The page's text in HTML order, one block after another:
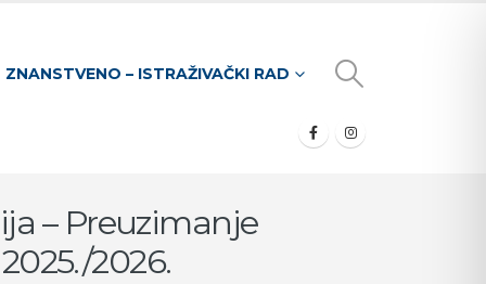
ZNANSTVENO – ISTRAŽIVAČKI RAD
– Preuzimanje
2026.